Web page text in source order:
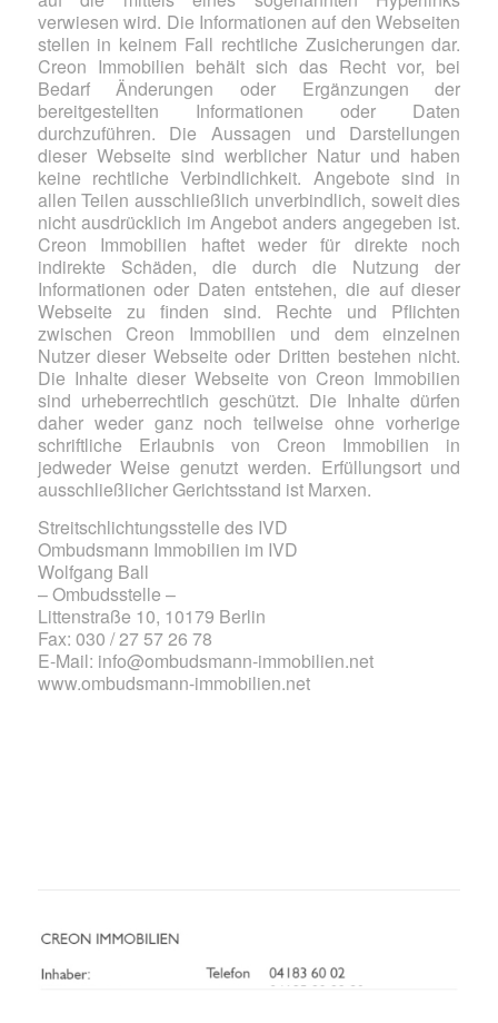
verwiesen wird. Die Informationen auf den Webseiten
stellen in keinem Fall rechtliche Zusicherungen dar.
Creon Immobilien behält sich das Recht vor, bei
Bedarf Änderungen oder Ergänzungen der
bereitgestellten Informationen oder Daten
durchzuführen. Die Aussagen und Darstellungen
dieser Webseite sind werblicher Natur und haben
keine rechtliche Verbindlichkeit. Angebote sind in
allen Teilen ausschließlich unverbindlich, soweit dies
nicht ausdrücklich im Angebot anders angegeben ist.
Creon Immobilien haftet weder für direkte noch
indirekte Schäden, die durch die Nutzung der
Informationen oder Daten entstehen, die auf dieser
Webseite zu finden sind. Rechte und Pflichten
zwischen Creon Immobilien und dem einzelnen
Nutzer dieser Webseite oder Dritten bestehen nicht.
Die Inhalte dieser Webseite von Creon Immobilien
sind urheberrechtlich geschützt. Die Inhalte dürfen
daher weder ganz noch teilweise ohne vorherige
schriftliche Erlaubnis von Creon Immobilien in
jedweder Weise genutzt werden. Erfüllungsort und
ausschließlicher Gerichtsstand ist Marxen.
Streitschlichtungsstelle des IVD
Ombudsmann Immobilien im IVD
Wolfgang Ball
– Ombudsstelle –
Littenstraße 10, 10179 Berlin
Fax: 030 / 27 57 26 78
E-Mail: info@ombudsmann-immobilien.net
www.ombudsmann-immobilien.net